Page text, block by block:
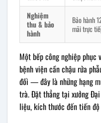
Nghiệm
thu & bảo
hành
Bảo hành
mãi trực
Một bếp công nghiệp phục
bệnh viện cần chậu rửa
đối — đây là những hạng
trà. Đặt thẳng tại xưởng
liệu, kích thước đến tiến